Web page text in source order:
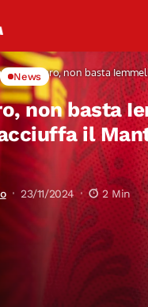
Catanzaro, non basta
Mantova con Buso
News
non basta
il
23/11/2024 2 Min